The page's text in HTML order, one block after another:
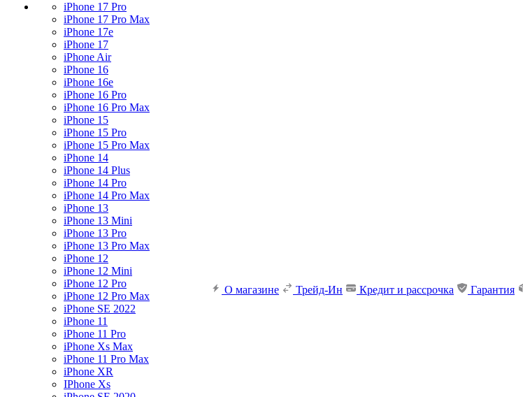
iPhone 17 Pro
iPhone 17 Pro Max
iPhone 17e
iPhone 17
iPhone Air
iPhone 16
iPhone 16e
iPhone 16 Pro
iPhone 16 Pro Max
iPhone 15
iPhone 15 Pro
iPhone 15 Pro Max
iPhone 14
iPhone 14 Plus
iPhone 14 Pro
iPhone 14 Pro Max
iPhone 13
iPhone 13 Mini
iPhone 13 Pro
iPhone 13 Pro Max
iPhone 12
iPhone 12 Mini
iPhone 12 Pro
iPhone 12 Pro Max
iPhone SE 2022
iPhone 11
iPhone 11 Pro
iPhone Xs Max
iPhone 11 Pro Max
iPhone XR
IPhone Xs
О магазине Трейд-Ин Кредит и рассрочка Гарантия